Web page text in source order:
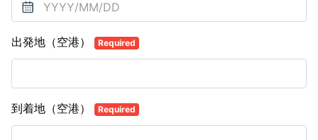
出発地（空港） Required
到着地（空港） Required